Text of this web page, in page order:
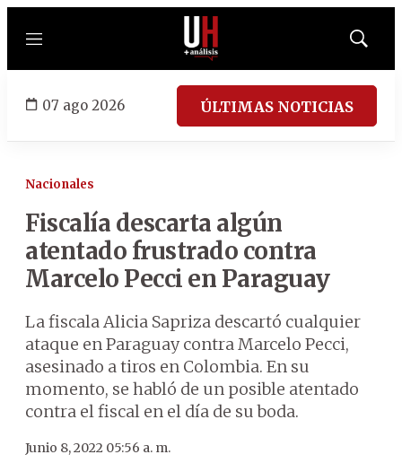
Menú
Mostrar
07 ago 2026 ÚLTIMAS NOTICIAS
Nacionales
Fiscalía descarta algún
atentado frustrado contra
Marcelo Pecci en Paraguay
La fiscala Alicia Sapriza descartó cualquier
ataque en Paraguay contra Marcelo Pecci,
asesinado a tiros en Colombia. En su
momento, se habló de un posible atentado
contra el fiscal en el día de su boda.
Junio 8, 2022 05:56 a. m.